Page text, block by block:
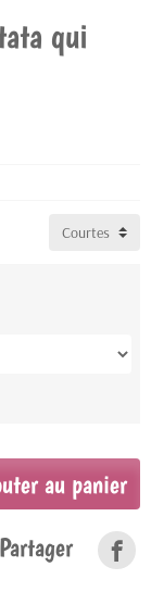
qui
au panier
Partager